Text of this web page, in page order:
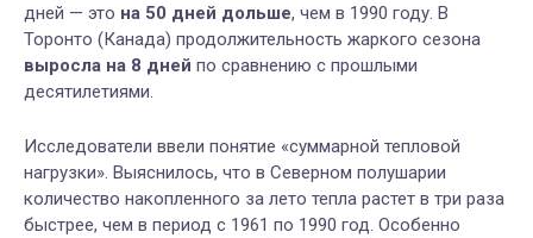
дней — это на 50 дней дольше, чем в 1990 году. В
Торонто (Канада) продолжительность жаркого сезона
выросла на 8 дней по сравнению с прошлыми
десятилетиями.
Исследователи ввели понятие «суммарной тепловой
нагрузки». Выяснилось, что в Северном полушарии
количество накопленного за лето тепла растет в три раза
быстрее, чем в период с 1961 по 1990 год. Особенно